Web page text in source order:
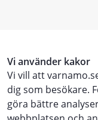
Vi använder kakor
Vi vill att
dig som besökare.
göra bättre